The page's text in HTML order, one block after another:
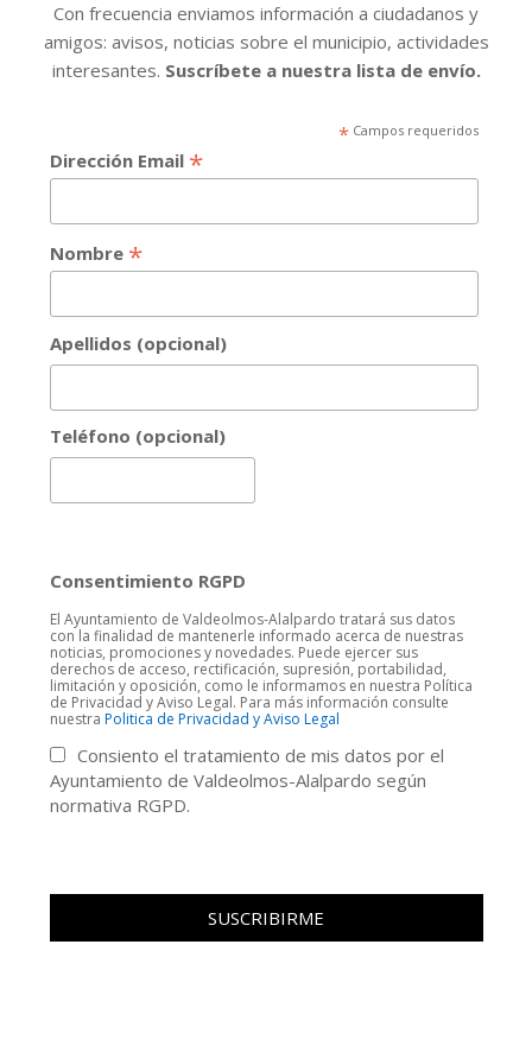
Con frecuencia enviamos información a ciudadanos y
amigos: avisos, noticias sobre el municipio, actividades
interesantes. Suscríbete a nuestra lista de envío.
*Campos requeridos
Dirección Email *
Nombre *
Apellidos (opcional)
Teléfono (opcional)
Consentimiento RGPD
El Ayuntamiento de Valdeolmos-Alalpardo tratará sus datos
con la finalidad de mantenerle informado acerca de nuestras
noticias, promociones y novedades. Puede ejercer sus
derechos de acceso, rectificación, supresión, portabilidad,
limitación y oposición, como le informamos en nuestra Política
de Privacidad y Aviso Legal. Para más información consulte
nuestra Politica de Privacidad y Aviso Legal
Consiento el tratamiento de mis datos por el
Ayuntamiento de Valdeolmos-Alalpardo según
normativa RGPD.